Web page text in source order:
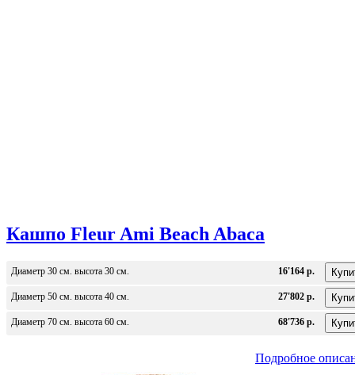
Кашпо Fleur Ami Beach Abaca
Диаметр 30 см. высота 30 см. 16'164 р.
Диаметр 50 см. высота 40 см. 27'802 р.
Диаметр 70 см. высота 60 см. 68'736 р.
Подробное